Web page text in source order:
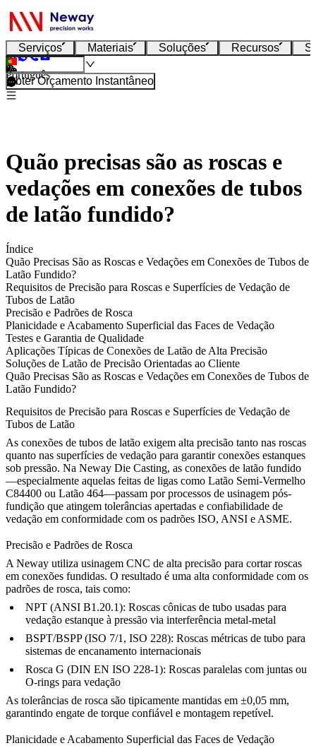
Serviços Materiais Soluções Recursos
Português
Obter Orçamento Instantâneo
Quão precisas são as roscas e
vedações em conexões de tubos
de latão fundido?
Índice
Quão Precisas São as Roscas e Vedações em Conexões de Tubos de
Latão Fundido?
Requisitos de Precisão para Roscas e Superfícies de Vedação de
Tubos de Latão
Precisão e Padrões de Rosca
Planicidade e Acabamento Superficial das Faces de Vedação
Testes e Garantia de Qualidade
Aplicações Típicas de Conexões de Latão de Alta Precisão
Soluções de Latão de Precisão Orientadas ao Cliente
Quão Precisas São as Roscas e Vedações em Conexões de Tubos de
Latão Fundido?
Requisitos de Precisão para Roscas e Superfícies de Vedação de
Tubos de Latão
As conexões de tubos de latão exigem alta precisão tanto nas roscas
quanto nas superfícies de vedação para garantir conexões estanques
sob pressão. Na Neway Die Casting, as conexões de latão fundido
—especialmente aquelas feitas de ligas como Latão Semi-Vermelho
C84400 ou Latão 464—passam por processos de usinagem pós-
fundição que atingem tolerâncias apertadas e confiabilidade de
vedação em conformidade com os padrões ISO, ANSI e ASME.
Precisão e Padrões de Rosca
A Neway utiliza usinagem CNC de alta precisão para cortar roscas
em conexões fundidas. O resultado é uma alta conformidade com os
padrões de rosca, tais como:
NPT (ANSI B1.20.1): Roscas cônicas de tubo usadas para
vedação estanque à pressão via interferência metal-metal
BSPT/BSPP (ISO 7/1, ISO 228): Roscas métricas de tubo para
sistemas de encanamento internacionais
Rosca G (DIN EN ISO 228-1): Roscas paralelas com juntas ou
O-rings para vedação
As tolerâncias de rosca são tipicamente mantidas em ±0,05 mm,
garantindo engate de torque confiável e montagem repetível.
Planicidade e Acabamento Superficial das Faces de Vedação